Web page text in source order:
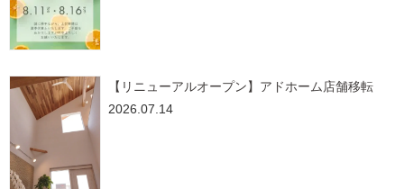
【リニューアルオープン】アドホーム店舗移転
2026.07.14